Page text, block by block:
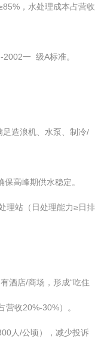
，水处理成本占营收
一 级A标准。
造浪机、水泵、制冷/
高峰期供水稳定。
站（日处理能力≥日排
店/商场，形成“吃住
营收20%-30%）。
人/公顷），减少投诉